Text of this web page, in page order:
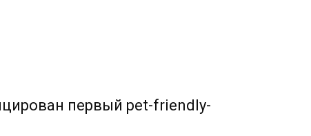
первый pet-friendly-